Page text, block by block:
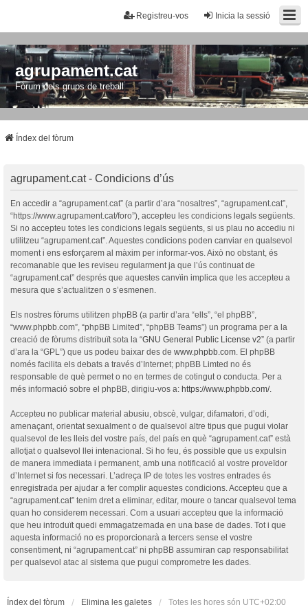
Inicia la sessió
Registreu-vos
agrupament.cat
Fòrum dels grups de treball
Índex del fòrum
agrupament.cat - Condicions d’ús
En accedir a “agrupament.cat” (a partir d’ara “nosaltres”, “agrupament.cat”,
“https://www.agrupament.cat/foro”), accepteu les condicions legals següents.
Si no accepteu totes les condicions legals següents, si us plau no accediu ni
utilitzeu “agrupament.cat”. Aquestes condicions poden canviar en qualsevol
moment i ens esforçarem al màxim per informar-vos. Això no obstant, és
recomanable que les reviseu regularment ja que l’ús continuat de
“agrupament.cat” després que aquestes canvïin implica que les accepteu a
mesura que s’actualitzen o s’esmenen.
Els nostres fòrums utilitzen phpBB (a partir d’ara “ells”, “el phpBB”,
“www.phpbb.com”, “phpBB Limited”, “phpBB Teams”) un programa per a la
creació de fòrums distribuït sota la “GNU General Public License v2” (a partir
d’ara la “GPL”) que us podeu baixar des de www.phpbb.com . El phpBB
només facilita els debats a través d’Internet; phpBB Limted no és
responsable de què permet o no en termes de cotingut o conducta. Per a
més informació sobre el phpBB, dirigiu-vos a: https://www.phpbb.com/.
Accepteu no publicar material abusiu, obscè, vulgar, difamatori, d’odi,
amenaçant, orientat sexualment o de qualsevol altre tipus que pugui violar
qualsevol de les lleis del vostre país, del país en què “agrupament.cat” està
allotjat o qualsevol llei intenacional. Si ho feu, és possible que us expulsin
de manera immediata i permanent, amb una notificació al vostre proveïdor
d’Internet si fos necessari. L’adreça IP de totes les vostres entrades és
enregistrada per ajudar a fer complir aquestes condicions. Accepteu que a
“agrupament.cat” tenim dret a eliminar, editar, moure o tancar qualsevol tema
quan ho considerem necessari. Com a usuari accepteu que la informació
que heu introduït quedi emmagatzemada en una base de dades. Tot i que
aquesta informació no es proporcionarà a tercers sense el vostre
consentiment, ni “agrupament.cat” ni phpBB assumiran cap responsabilitat
per qualsevol atac al sistema que pugui comprometre les dades.
Índex del fòrum Elimina les galetes Totes les hores són UTC+02:00